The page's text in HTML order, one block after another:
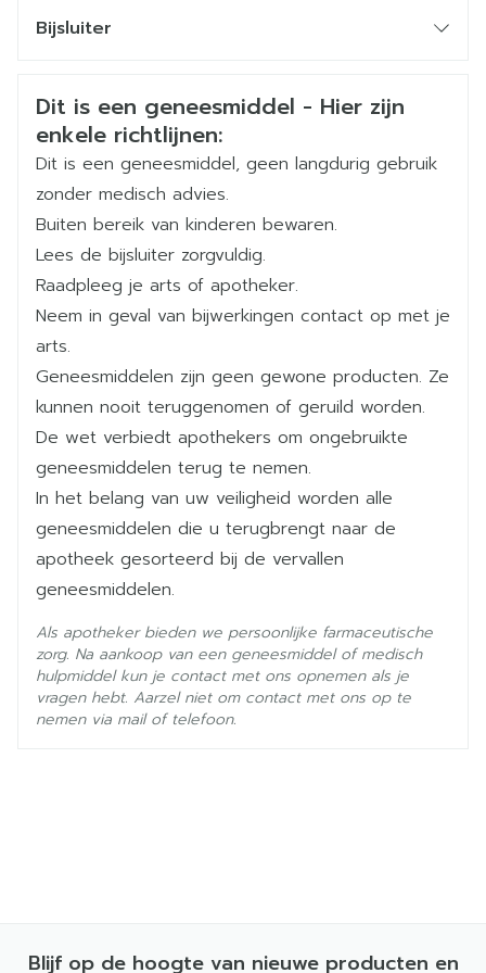
geneesmiddelen inneemt tegen
andere geneesmiddelen?" hieronder. Wanneer
moet u extra voorzichtig zijn met dit
geneesmiddel? Neem contact op met uw arts of
apotheker voordat u dit geneesmiddel inneemt
als u  lijdt aan diabetes. Citalopram Teva
filmomhulde tabletten kan de controle van uw
suikerspiegels verstoren.  lijdt aan epilepsie of
convulsies, aangezien convulsies een potentieel
risico zijn bij gebruik van antidepressiva. 
elektroconvulsietherapie krijgt.  een verleden
met manie/hypomanie heeft; Citalopram Teva
filmomhulde tabletten moet met voorzorg
gebruikt worden en stopgezet worden als u
overgaat in een manische fase.  nier- of
leverproblemen heeft. Citalopram Teva
filmomhulde tabletten is niet aanbevolen voor
gebruik bij patiënten met ernstige nierproblemen.
 een bloedingsstoornis heeft of als u zwanger
bent (zie "Zwangerschap, borstvoeding en
vruchtbaarheid"); Citalopram Teva filmomhulde
tabletten kan bloedingen veroorzaken. 
'serotoninesyndroom' vertoont. Een combinatie
Merken Teva
Lengte 94 mm
Diepte 43 mm
Hoeveelheid
Verpakking
100
Actieve
Ingrediënten
citalopram hydrobromide
Behoud
Kamertemperatuur (15°C -
25°C)
Bijsluiter
Veiligheidsinformatie
Dit is een geneesmiddel - Hier zijn
enkele richtlijnen:
Dit is een geneesmiddel, geen langdurig gebruik
zonder medisch advies.
Buiten bereik van kinderen bewaren.
Lees de bijsluiter zorgvuldig.
Raadpleeg je arts of apotheker.
Neem in geval van bijwerkingen contact op met je
arts.
Geneesmiddelen zijn geen gewone producten. Ze
kunnen nooit teruggenomen of geruild worden.
De wet verbiedt apothekers om ongebruikte
geneesmiddelen terug te nemen.
In het belang van uw veiligheid worden alle
geneesmiddelen die u terugbrengt naar de
apotheek gesorteerd bij de vervallen
geneesmiddelen.
Als apotheker bieden we persoonlijke farmaceutische
zorg. Na aankoop van een geneesmiddel of medisch
hulpmiddel kun je contact met ons opnemen als je
vragen hebt. Aarzel niet om contact met ons op te
nemen via mail of telefoon.
Blijf op de hoogte van nieuwe producten en